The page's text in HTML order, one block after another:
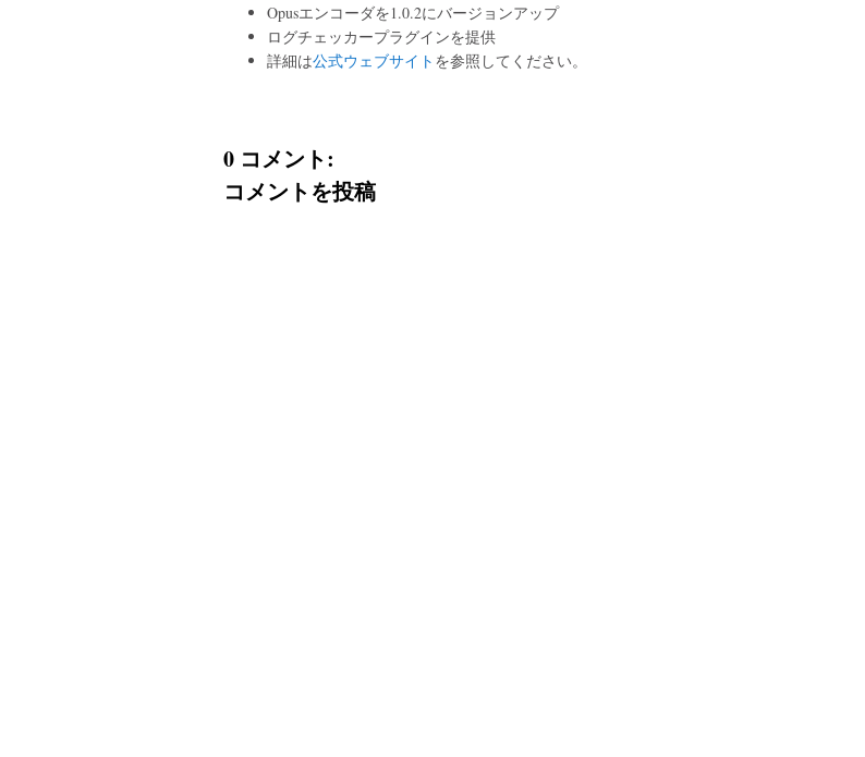
Opusエンコーダを1.0.2にバージョンアップ
ログチェッカープラグインを提供
詳細は公式ウェブサイト を参照してください。
0 コメント:
コメントを投稿